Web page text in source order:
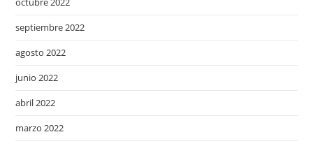
septiembre 2022
agosto 2022
junio 2022
abril 2022
marzo 2022